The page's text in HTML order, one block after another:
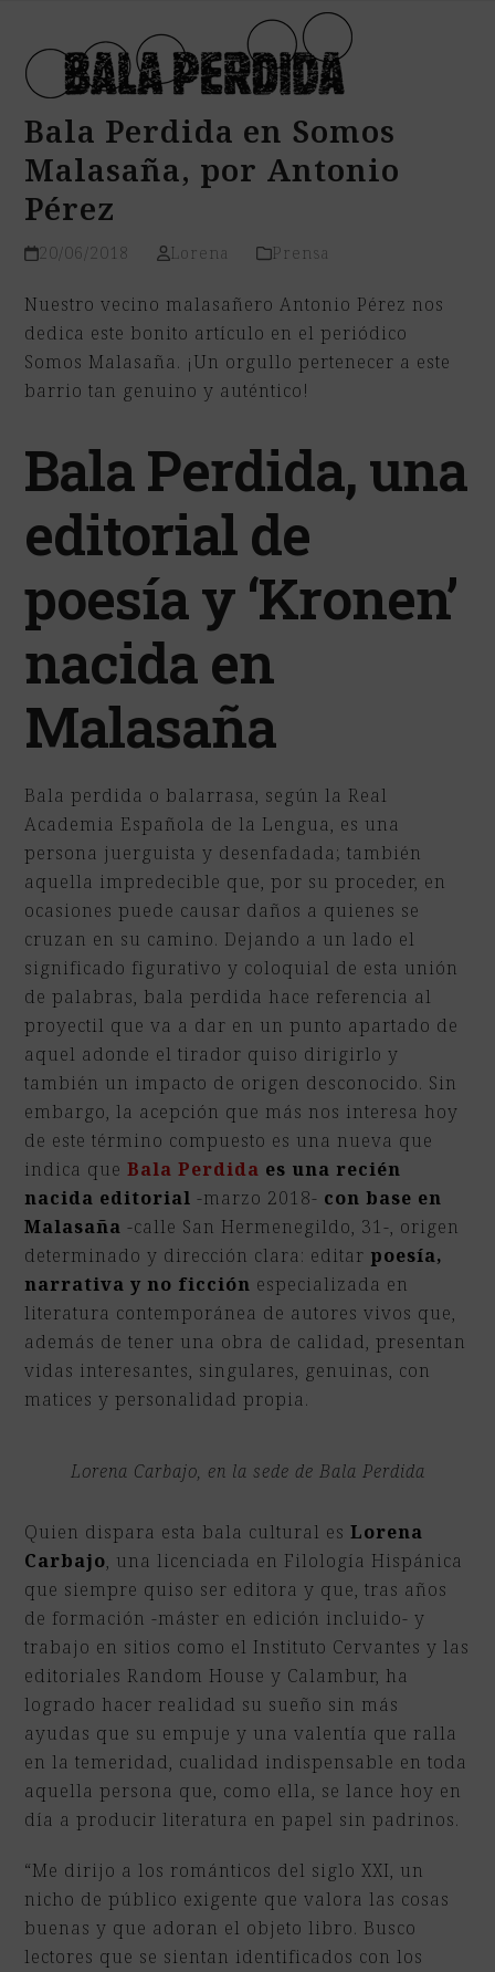
content
mobile
menu
mobile
menu
Bala Perdida en Somos
Malasaña, por Antonio
Pérez
20/06/2018 Lorena Prensa
Nuestro vecino malasañero Antonio Pérez nos
dedica este bonito artículo en el periódico
Somos Malasaña. ¡Un orgullo pertenecer a este
barrio tan genuino y auténtico!
Bala Perdida, una
editorial de
poesía y ‘Kronen’
nacida en
Malasaña
Bala perdida o balarrasa, según la Real
Academia Española de la Lengua, es una
persona juerguista y desenfadada; también
aquella impredecible que, por su proceder, en
ocasiones puede causar daños a quienes se
cruzan en su camino. Dejando a un lado el
significado figurativo y coloquial de esta unión
de palabras, bala perdida hace referencia al
proyectil que va a dar en un punto apartado de
aquel adonde el tirador quiso dirigirlo y
también un impacto de origen desconocido. Sin
embargo, la acepción que más nos interesa hoy
de este término compuesto es una nueva que
indica que Bala Perdida es una recién
nacida editorial-marzo 2018- con base en
Malasaña-calle San Hermenegildo, 31-, origen
determinado y dirección clara: editar poesía,
narrativa y no ficción especializada en
literatura contemporánea de autores vivos que,
además de tener una obra de calidad, presentan
vidas interesantes, singulares, genuinas, con
matices y personalidad propia.
Lorena Carbajo, en la sede de Bala Perdida
Quien dispara esta bala cultural esLorena
Carbajo, una licenciada en Filología Hispánica
que siempre quiso ser editora y que, tras años
de formación -máster en edición incluido- y
trabajo en sitios como el Instituto Cervantes y las
editoriales Random House y Calambur, ha
logrado hacer realidad su sueño sin más
ayudas que su empuje y una valentía que ralla
en la temeridad, cualidad indispensable en toda
aquella persona que, como ella, se lance hoy en
día a producir literatura en papel sin padrinos.
“Me dirijo a los románticos del siglo XXI, un
nicho de público exigente que valora las cosas
buenas y que adoran el objeto libro. Busco
lectores que se sientan identificados con los